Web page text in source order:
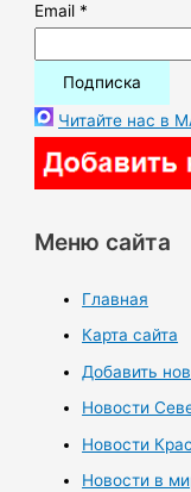
Email *
Читайте нас в
Меню сайта
Главная
Карта сайта
Добавить
Новости
Новости
Новости в